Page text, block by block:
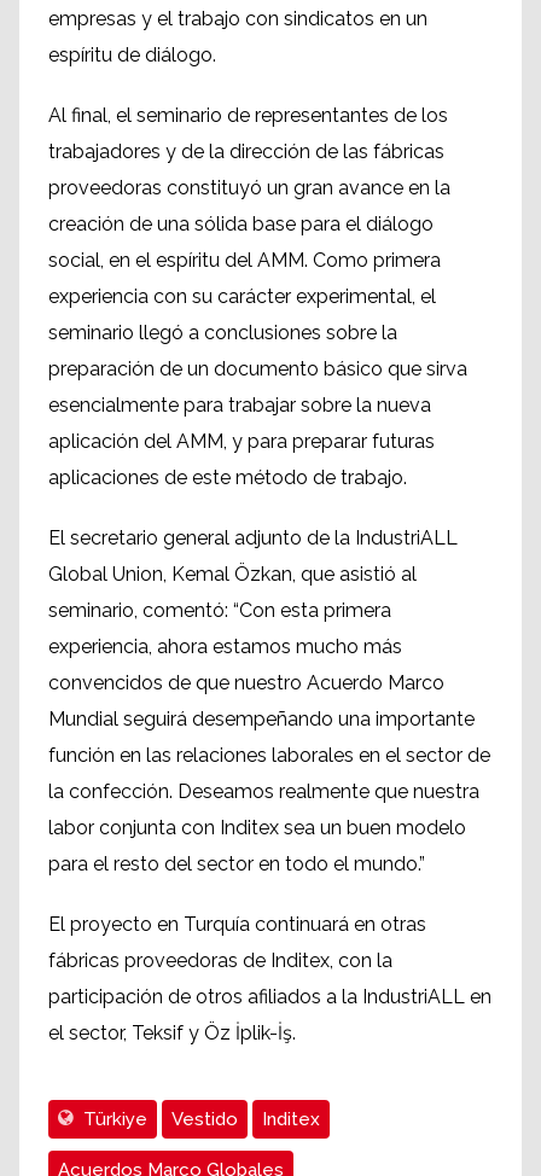
empresas y el trabajo con sindicatos en un
espíritu de diálogo.
Al final, el seminario de representantes de los
trabajadores y de la dirección de las fábricas
proveedoras constituyó un gran avance en la
creación de una sólida base para el diálogo
social, en el espíritu del AMM. Como primera
experiencia con su carácter experimental, el
seminario llegó a conclusiones sobre la
preparación de un documento básico que sirva
esencialmente para trabajar sobre la nueva
aplicación del AMM, y para preparar futuras
aplicaciones de este método de trabajo.
El secretario general adjunto de la IndustriALL
Global Union, Kemal Özkan, que asistió al
seminario, comentó: “Con esta primera
experiencia, ahora estamos mucho más
convencidos de que nuestro Acuerdo Marco
Mundial seguirá desempeñando una importante
función en las relaciones laborales en el sector de
la confección. Deseamos realmente que nuestra
labor conjunta con Inditex sea un buen modelo
para el resto del sector en todo el mundo.”
El proyecto en Turquía continuará en otras
fábricas proveedoras de Inditex, con la
participación de otros afiliados a la IndustriALL en
el sector, Teksif y Öz İplik-İş.
Türkiye Vestido Inditex
Acuerdos Marco Globales